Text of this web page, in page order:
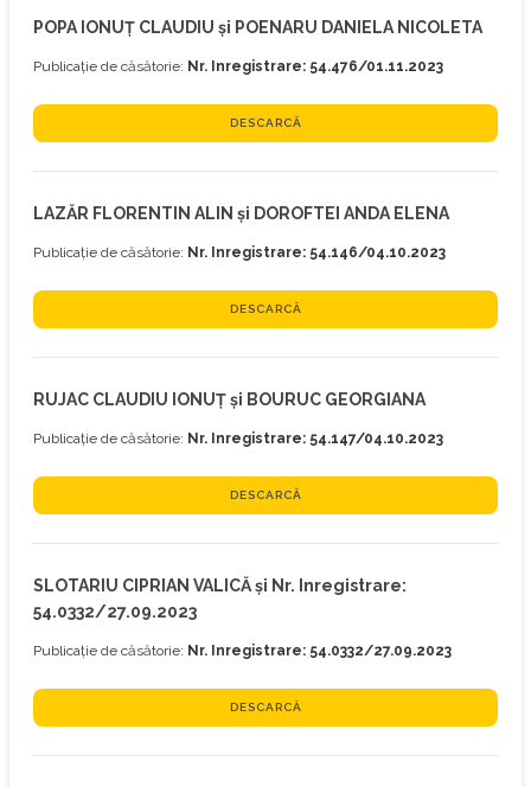
POPA IONUȚ CLAUDIU și POENARU DANIELA NICOLETA
Publicație de căsătorie: Nr. Inregistrare: 54.476/01.11.2023
DESCARCĂ
LAZĂR FLORENTIN ALIN și DOROFTEI ANDA ELENA
Publicație de căsătorie: Nr. Inregistrare: 54.146/04.10.2023
DESCARCĂ
RUJAC CLAUDIU IONUȚ și BOURUC GEORGIANA
Publicație de căsătorie: Nr. Inregistrare: 54.147/04.10.2023
DESCARCĂ
SLOTARIU CIPRIAN VALICĂ și Nr. Inregistrare:
54.0332/27.09.2023
Publicație de căsătorie: Nr. Inregistrare: 54.0332/27.09.2023
DESCARCĂ